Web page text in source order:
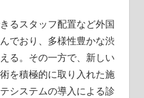
るスタッフ配置など外国
でおり、多様性豊かな渋
る。その一方で、新しい
を積極的に取り入れた施
システムの導入による診